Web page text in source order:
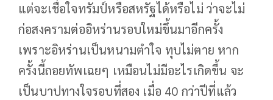
แต่จะเชื่อใจทรัมป์หรือสหรัฐได้หรือไม่​ ว่าจะไม่
ก่อสงครามต่ออิหร่านรอบใหม่ขึ้นมาอีกครั้ง​
เพราะอิหร่านเป็นหนามตำใจ​ ทุบไม่ตาย​ หาก
ครั้งนี้ถอยทัพเฉยๆ​ เหมือนไม่มีอะไรเกิดขึ้น​ จะ
เป็นบาปทางใจรอบที่สอง​ เมื่อ​ 40​ กว่าปีที่แล้ว